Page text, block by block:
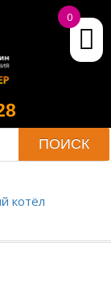
ПОИСК
котёл
0